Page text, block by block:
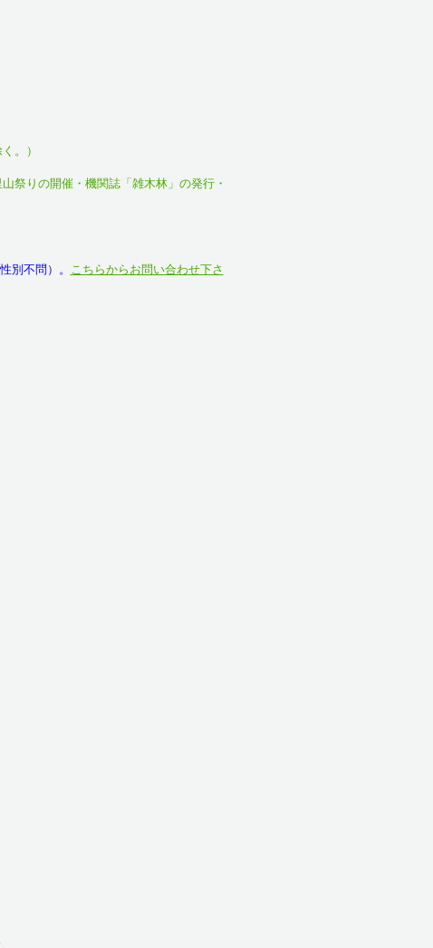
。）
祭りの開催・機関誌「雑木林」の発行・
別不問）。 こちらからお問い合わせ下さ